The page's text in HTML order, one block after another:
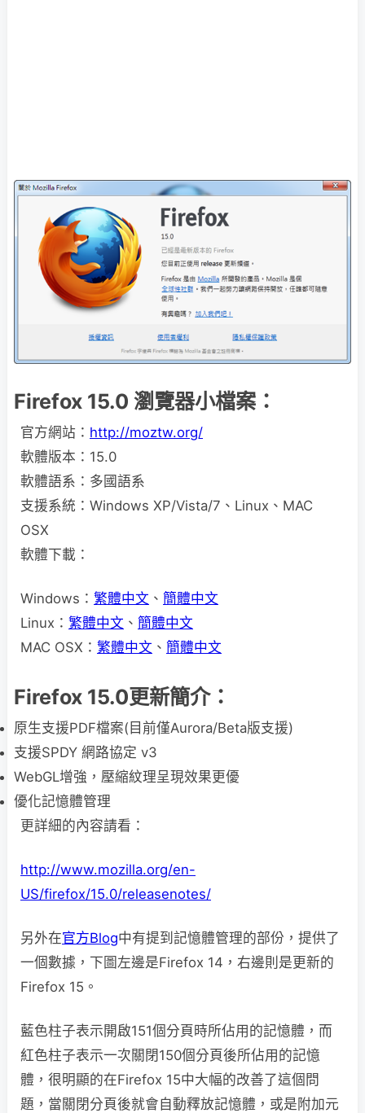
Firefox 15.0 瀏覽器小檔案：
官方網站： http://moztw.org/
軟體版本：15.0
軟體語系：多國語系
支援系統：Windows XP/Vista/7、Linux、MAC
OSX
軟體下載：
Windows： 繁體中文 、 簡體中文
Linux： 繁體中文 、 簡體中文
MAC OSX： 繁體中文 、 簡體中文
Firefox 15.0更新簡介：
原生支援PDF檔案(目前僅Aurora/Beta版支援)
支援SPDY 網路協定 v3
WebGL增強，壓縮紋理呈現效果更優
優化記憶體管理
更詳細的內容請看：
http://www.mozilla.org/en-
US/firefox/15.0/releasenotes/
另外在官方Blog中有提到記憶體管理的部份，提供了
一個數據，下圖左邊是Firefox 14，右邊則是更新的
Firefox 15。
藍色柱子表示開啟151個分頁時所佔用的記憶體，而
紅色柱子表示一次關閉150個分頁後所佔用的記憶
體，很明顯的在Firefox 15中大幅的改善了這個問
題，當關閉分頁後就會自動釋放記憶體，或是附加元